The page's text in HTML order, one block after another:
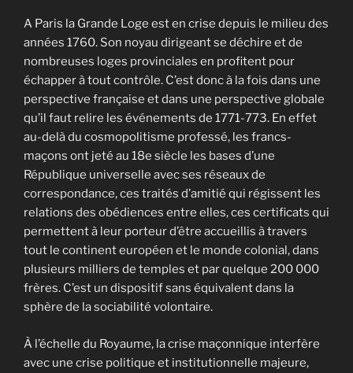
A Paris la Grande Loge est en crise depuis le milieu des
années 1760. Son noyau dirigeant se déchire et de
nombreuses loges provinciales en profitent pour
échapper à tout contrôle. C’est donc à la fois dans une
perspective française et dans une perspective globale
qu’il faut relire les événements de 1771-773. En effet
au-delà du cosmopolitisme professé, les francs-
maçons ont jeté au 18e siècle les bases d’une
République universelle avec ses réseaux de
correspondance, ces traités d’amitié qui régissent les
relations des obédiences entre elles, ces certificats qui
permettent à leur porteur d’être accueillis à travers
tout le continent européen et le monde colonial, dans
plusieurs milliers de temples et par quelque 200 000
frères. C’est un dispositif sans équivalent dans la
sphère de la sociabilité volontaire.
À l’échelle du Royaume, la crise maçonnique interfère
avec une crise politique et institutionnelle majeure,